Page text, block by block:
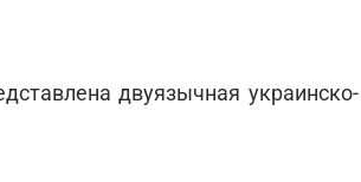
двуязычная украинско-